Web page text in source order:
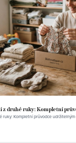
z druhé ruky: Kompletní
Kompletní průvodce